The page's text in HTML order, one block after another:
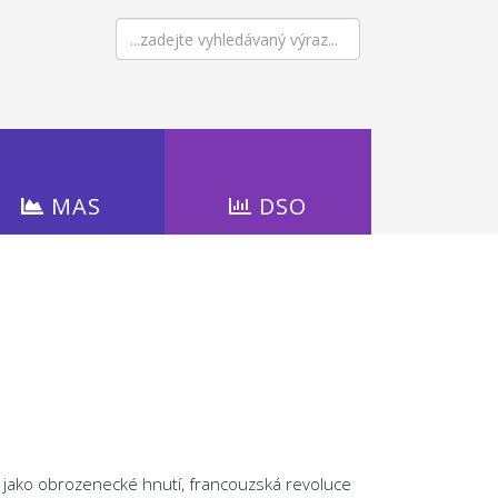
MAS DSO
obrozenecké hnutí, francouzská revoluce